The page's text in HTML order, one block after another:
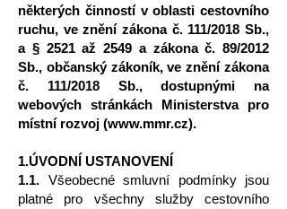
některých činností v oblasti cestovního
ruchu, ve znění zákona č. 111/2018 Sb.,
a § 2521 až 2549 a zákona č. 89/2012
Sb., občanský zákoník, ve znění zákona
č. 111/2018 Sb., dostupnými na
webových stránkách Ministerstva pro
místní rozvoj (www.mmr.cz).
1.ÚVODNÍ USTANOVENÍ
1.1. Všeobecné smluvní podmínky jsou
platné pro všechny služby cestovního